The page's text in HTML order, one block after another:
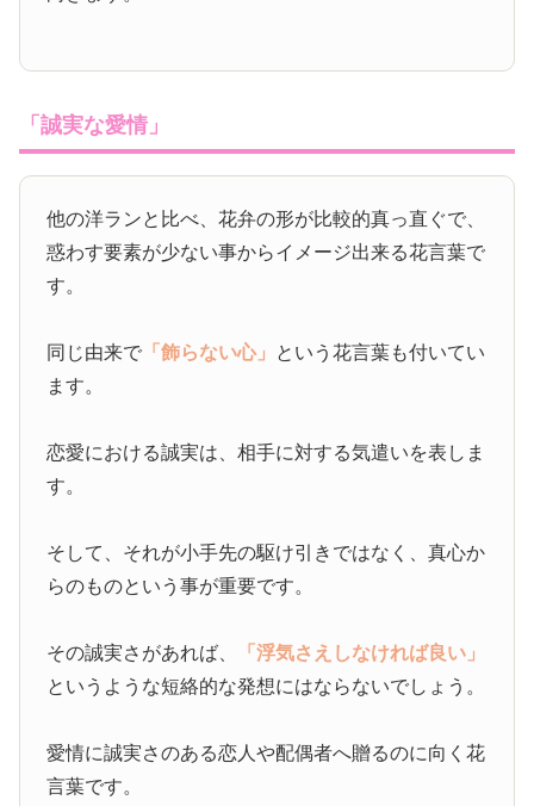
「誠実な愛情」
他の洋ランと比べ、花弁の形が比較的真っ直ぐで、
惑わす要素が少ない事からイメージ出来る花言葉で
す。
同じ由来で 「飾らない心」 という花言葉も付いてい
ます。
恋愛における誠実は、相手に対する気遣いを表しま
す。
そして、それが小手先の駆け引きではなく、真心か
らのものという事が重要です。
その誠実さがあれば、
「浮気さえしなければ良い」
というような短絡的な発想にはならないでしょう。
愛情に誠実さのある恋人や配偶者へ贈るのに向く花
言葉です。